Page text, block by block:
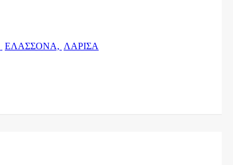
ΕΛΑΣΣΟΝΑ, ΛΑΡΙΣΑ